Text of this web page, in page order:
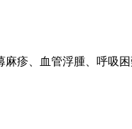
疹、血管浮腫、呼吸困